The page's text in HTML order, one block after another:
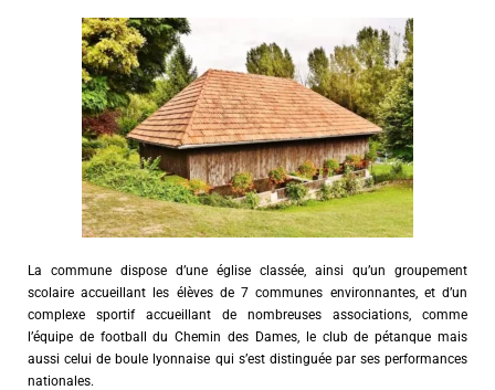
La commune dispose d’une église classée, ainsi qu’un groupement
scolaire accueillant les élèves de 7 communes environnantes, et d’un
complexe sportif accueillant de nombreuses associations, comme
l’équipe de football du Chemin des Dames, le club de pétanque mais
aussi celui de boule lyonnaise qui s’est distinguée par ses performances
nationales.